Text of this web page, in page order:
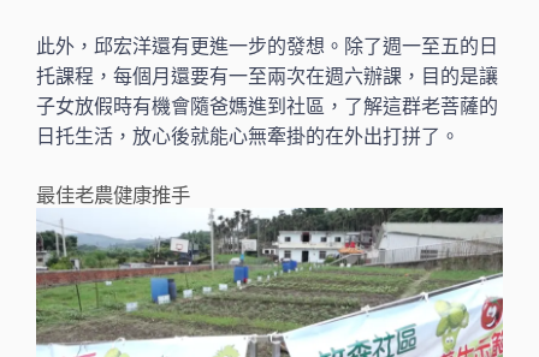
此外，邱宏洋還有更進一步的發想。除了週一至五的日
托課程，每個月還要有一至兩次在週六辦課，目的是讓
子女放假時有機會隨爸媽進到社區，了解這群老菩薩的
日托生活，放心後就能心無牽掛的在外出打拼了。
最佳老農健康推手